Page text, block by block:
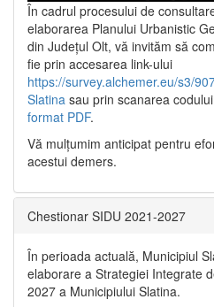
În cadrul procesului de
elaborarea Planului Urbanistic
din Județul Olt, vă invităm să
fie prin accesarea link-ului
https://survey.alchemer.eu/s3/
Slatina sau prin scanarea
format PDF.
Vă mulţumim anticipat pentru
acestui demers.
Chestionar SIDU 2021-2027
În perioada actuală, Municipiul
elaborare a Strategiei Integrate
2027 a Municipiului Slatina.